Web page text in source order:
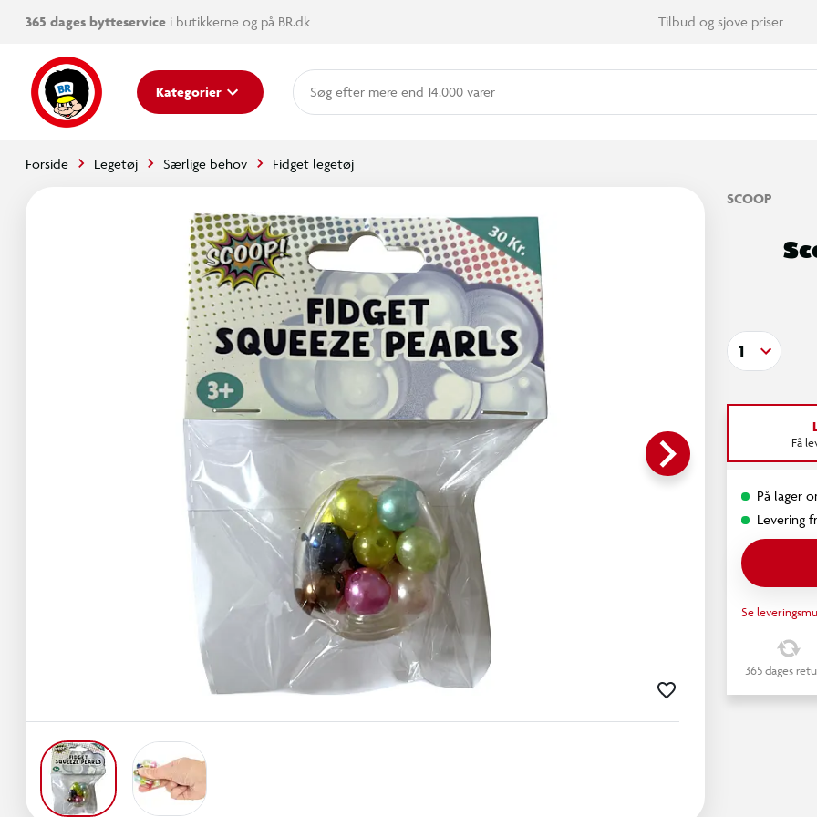
365 dages bytteservice i butikkerne og på BR.dk Tilbud og sjove priser
Kategorier mere end 14.000 varer
Forside Legetøj Særlige behov Fidget legetøj
keyboard_arrow_right
SCOOP
1
Få
På lager
Levering
Se
365 dages